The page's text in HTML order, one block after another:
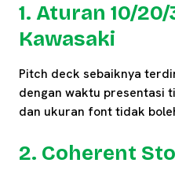
1. Aturan 10/
Kawasaki
Pitch deck sebaiknya
dengan waktu presentasi
dan ukuran font tidak
2. Coherent